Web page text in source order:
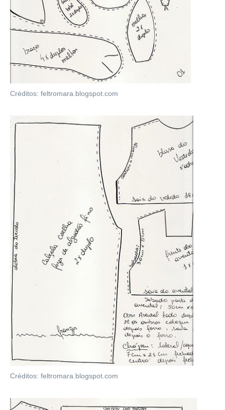
Créditos: feltromara.blogspot.com
Créditos: feltromara.blogspot.com